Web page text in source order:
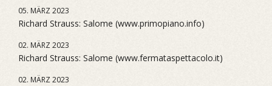
05. MÄRZ 2023
Richard Strauss: Salome (www.primopiano.info)
02. MÄRZ 2023
Richard Strauss: Salome (www.fermataspettacolo.it)
02. MÄRZ 2023